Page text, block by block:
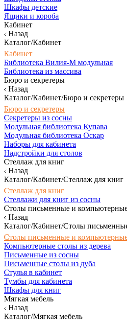
Шкафы детские
Ящики и короба
Кабинет
Назад
Каталог/Кабинет
Кабинет
Библиотека Вилия-М модульная
Библиотека из массива
Бюро и секретеры
Назад
Каталог/Кабинет/Бюро и секретеры
Бюро и секретеры
Секретеры из сосны
Модульная библиотека Купава
Модульная библиотека Оскар
Наборы для кабинета
Надстройки для столов
Стеллаж для книг
Назад
Каталог/Кабинет/Стеллаж для книг
Стеллаж для книг
Стеллажи для книг из сосны
Столы письменные и
Назад
Каталог/Кабинет/Столы
Столы письменные и
Компьютерные столы из дерева
Письменные из сосны
Письменные столы из дуба
Стулья в кабинет
Тумбы для кабинета
Шкафы для книг
Мягкая мебель
Назад
Каталог/Мягкая мебель